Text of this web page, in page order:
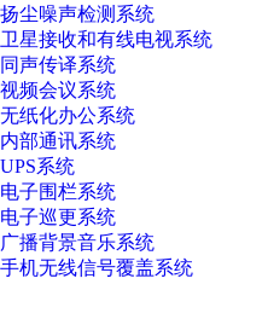
扬尘噪声检测系统
卫星接收和有线电视系统
同声传译系统
视频会议系统
无纸化办公系统
内部通讯系统
UPS系统
电子围栏系统
电子巡更系统
广播背景音乐系统
手机无线信号覆盖系统